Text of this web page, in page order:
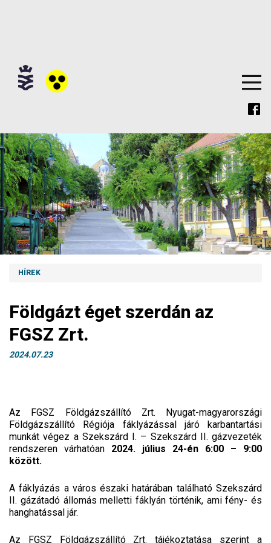
HÍREK
Földgázt éget szerdán az
FGSZ Zrt.
2024.07.23
Az FGSZ Földgázszállító Zrt. Nyugat-magyarországi
Földgázszállító Régiója fáklyázással járó karbantartási
munkát végez a Szekszárd I. – Szekszárd II. gázvezeték
rendszeren várhatóan 2024. július 24-én 6:00 – 9:00
között.
A fáklyázás a város északi határában található Szekszárd
II. gázátadó állomás melletti fáklyán történik, ami fény- és
hanghatással jár.
Az FGSZ Földgázszállító Zrt. tájékoztatása szerint a